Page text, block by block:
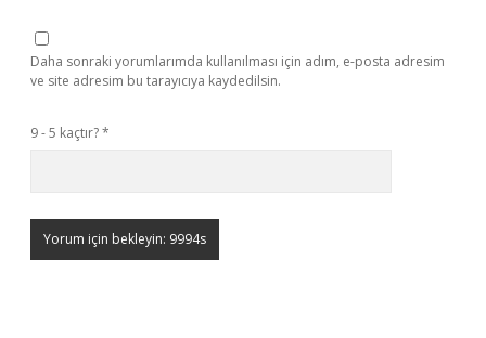
Daha sonraki yorumlarımda kullanılması için adım, e-posta adresim
ve site adresim bu tarayıcıya kaydedilsin.
9 - 5 kaçtır?*